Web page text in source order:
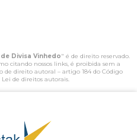
Divisa Vinhedo" é de direito reservado.
citando nossos links, é proibida sem a
de direito autoral – artigo 184 do Código
Lei de direitos autorais.